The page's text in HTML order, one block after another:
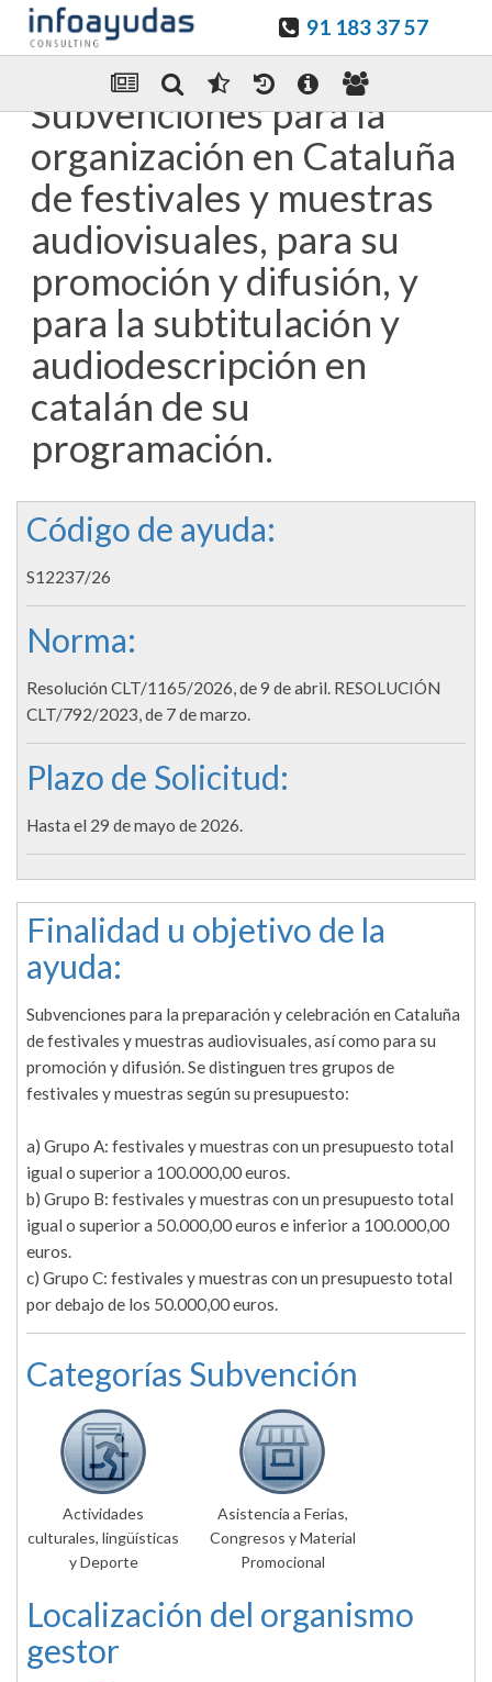
91 183 37 57
Enviar Por email
Subvenciones para la
organización en Cataluña
de festivales y muestras
audiovisuales, para su
promoción y difusión, y
para la subtitulación y
audiodescripción en
catalán de su
programación.
Código de ayuda:
S12237/26
Norma:
Resolución CLT/1165/2026, de 9 de abril. RESOLUCIÓN
CLT/792/2023, de 7 de marzo.
Plazo de Solicitud:
Hasta el 29 de mayo de 2026.
Finalidad u objetivo de la
ayuda:
Subvenciones para la preparación y celebración en Cataluña
de festivales y muestras audiovisuales, así como para su
promoción y difusión. Se distinguen tres grupos de
festivales y muestras según su presupuesto:
a) Grupo A: festivales y muestras con un presupuesto total
igual o superior a 100.000,00 euros.
b) Grupo B: festivales y muestras con un presupuesto total
igual o superior a 50.000,00 euros e inferior a 100.000,00
euros.
c) Grupo C: festivales y muestras con un presupuesto total
por debajo de los 50.000,00 euros.
Categorías Subvención
Actividades
culturales, lingüísticas
y Deporte
Asistencia a Ferias,
Congresos y Material
Promocional
Localización del organismo
gestor